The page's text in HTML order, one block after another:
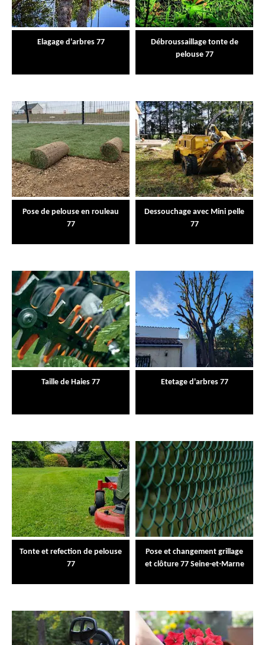
Elagage d'arbres 77
Débroussaillage tonte de
pelouse 77
Pose de pelouse en rouleau
77
Dessouchage avec Mini pelle
77
Taille de Haies 77 Etetage d'arbres 77
Tonte et refection de pelouse
77
Pose et changement grillage
et clôture 77 Seine-et-Marne